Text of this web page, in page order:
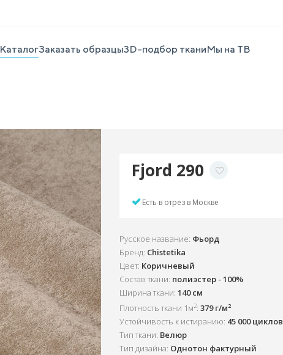
КаталогЗаказать образцы3D-подбор тканиМы на ТВ
Fjord 290
Есть в отрез в Москве
Русское название: Фьорд
Бренд: Chistetika
Цвет: Коричневый
Состав ткани: полиэстер - 100%
Ширина ткани: 140 см
Плотность ткани 1м2: 379 г/м2
Устойчивость к истиранию: 45 000 циклов
Тип ткани: Велюр
Тип дизайна: Однотон фактурный